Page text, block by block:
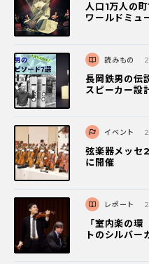
人口1万人の
ワールドミュ
読みもの
長岡鉄男の伝
スピーカー
イベント
弦楽器メッ
に開催
レポート
「室内楽の
トのシルバー